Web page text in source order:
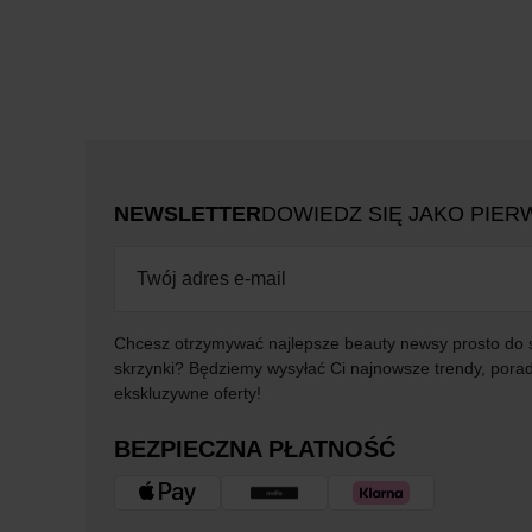
NEWSLETTERDOWIEDZ SIĘ JAKO
Chcesz otrzymywać najlepsze beauty newsy prosto do
skrzynki? Będziemy wysyłać Ci najnowsze trendy,
ekskluzywne oferty!
BEZPIECZNA PŁATNOŚĆ